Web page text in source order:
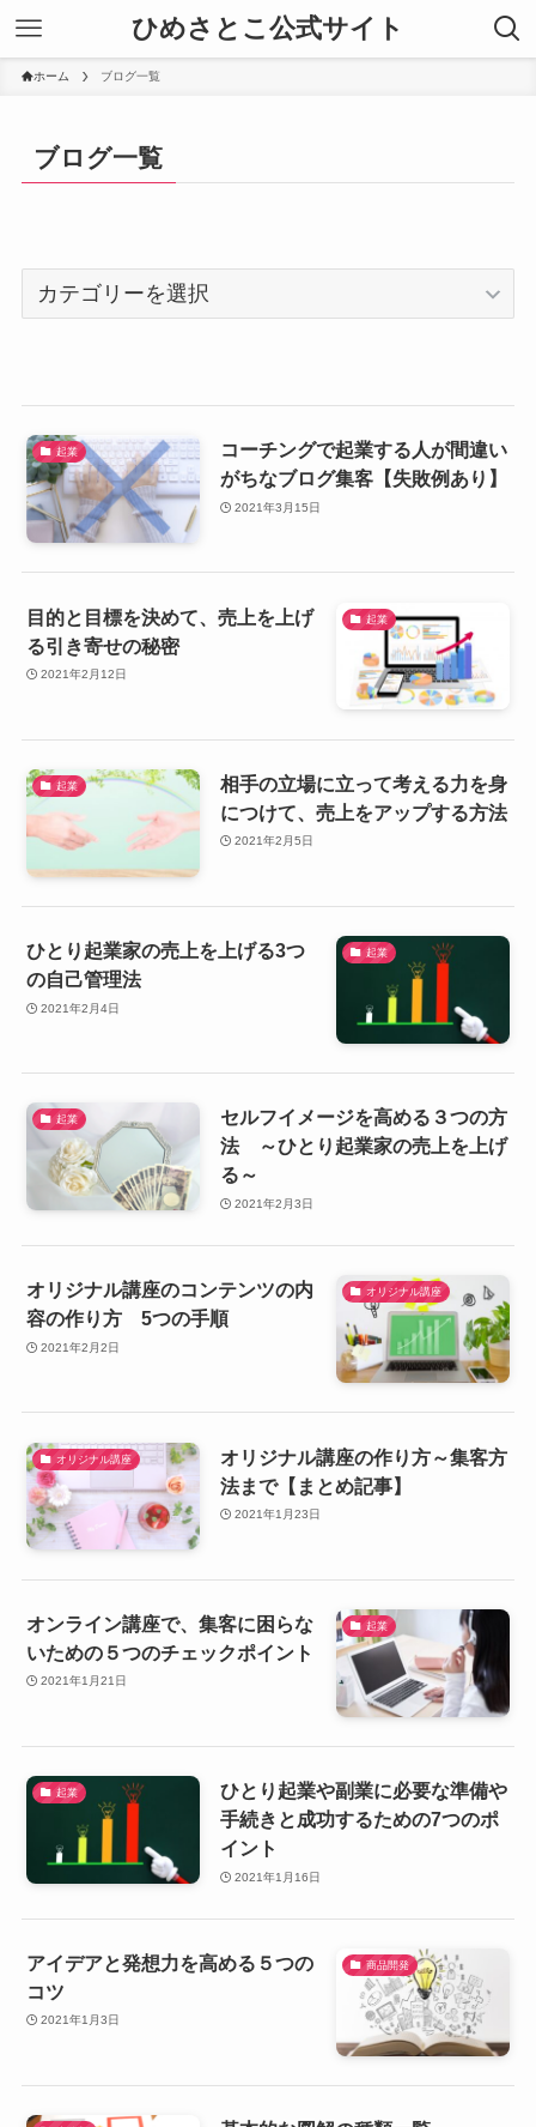
ひめさとこ公式サイト
ホーム ブログ一覧
ブログ一覧
カ
テ
リ
ー
起業
コーチングで起業する人が間違い
がちなブログ集客【失敗例あり】
2021年3月15日
起業
目的と目標を決めて、売上を上げ
る引き寄せの秘密
2021年2月12日
起業
相手の立場に立って考える力を身
につけて、売上をアップする方法
2021年2月5日
起業
ひとり起業家の売上を上げる3つ
の自己管理法
2021年2月4日
起業
セルフイメージを高める３つの方
法 ～ひとり起業家の売上を上げ
る～
2021年2月3日
オリジナル講座
オリジナル講座のコンテンツの内
容の作り方 5つの手順
2021年2月2日
オリジナル講座
オリジナル講座の作り方～集客方
法まで【まとめ記事】
2021年1月23日
起業
オンライン講座で、集客に困らな
いための５つのチェックポイント
2021年1月21日
起業
ひとり起業や副業に必要な準備や
手続きと成功するための7つのポ
イント
2021年1月16日
商品開発
アイデアと発想力を高める５つの
コツ
2021年1月3日